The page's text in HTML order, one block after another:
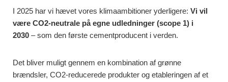
I 2025 har vi hævet vores klimaambitioner yderligere: Vi vil
være CO2-neutrale på egne udledninger (scope 1) i
2030 – som den første cementproducent i verden.
Det bliver muligt gennem en kombination af grønne
brændsler, CO2-reducerede produkter og etableringen af et